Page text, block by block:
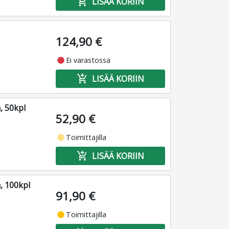
124,90 €
fiber_manual_record Ei varastossa
add_shopping_cart LISÄÄ KORIIN
50kpl
52,90 €
fiber_manual_record Toimittajilla
add_shopping_cart LISÄÄ KORIIN
100kpl
91,90 €
fiber_manual_record Toimittajilla